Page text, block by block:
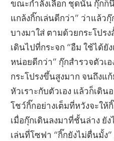
ขณะกำลังเลือก ชุดนั้น กุ๊กก็
แกล้งกิ๊กเล่นดีกว่า” ว่าแล้วกุ๊
บางมาใส่ ตามด้วยกระโปร
เดินไปที่กระจก “อืม ใช้ได้ยั
หน่อยดีกว่า” กุ๊กสำรวจตัวเ
กระโปรงขึ้นสูงมาก จนถึงแ
หัวเราะกับตัวเอง แล้วก็เดิน
โชว์กิ๊กอย่างเต็มที่หวังจะให้กิ๊
เมื่อกุ๊กเดินลงมาที่ชั้นล่าง ยัง
เล่นที่โซฟา “กิ๊กยังไม่ตื่นมั้ง